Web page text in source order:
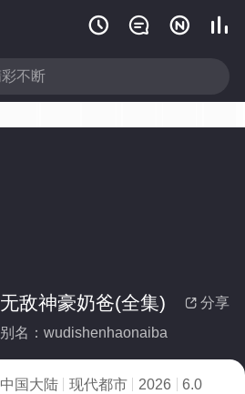
   
 分享
无敌神豪奶爸(全集)
别名：wudishenhaonaiba
中国大陆 现代都市 2026
6.0